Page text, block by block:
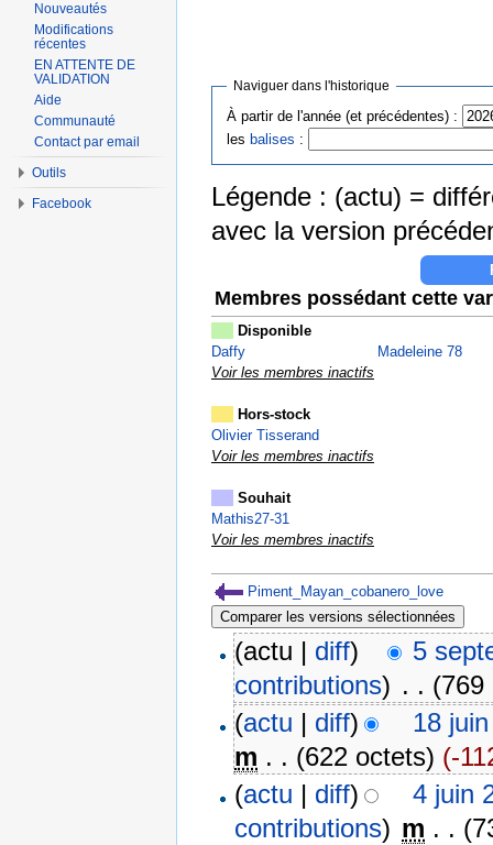
Naviguer dans l'historique
À partir de l'année (et précédentes) :
les balises :
Légende : (actu) =
avec la version
Membres possédant cette
Disponible
Daffy
Madeleine 78
Voir les membres inactifs
Hors-stock
Olivier Tisserand
Voir les membres inactifs
Souhait
Mathis27-31
Voir les membres inactifs
Piment_Mayan_cobanero_love
(actu | diff)
5
contributions) . . (769
(actu | diff)
18
m . . (622 octets) (-
(actu | diff)
4 juin
contributions) m . .
Nouveautés
Modifications
récentes
EN ATTENTE DE
VALIDATION
Aide
Communauté
Contact par email
Outils
Facebook